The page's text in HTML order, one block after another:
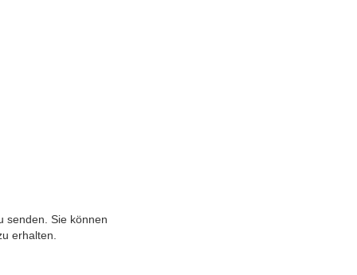
senden. Sie können
erhalten.